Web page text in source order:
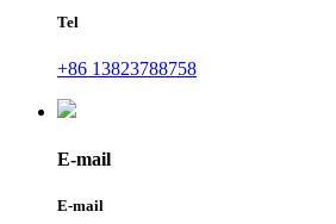
Tel
+86 13823788758
E-mail
E-mail